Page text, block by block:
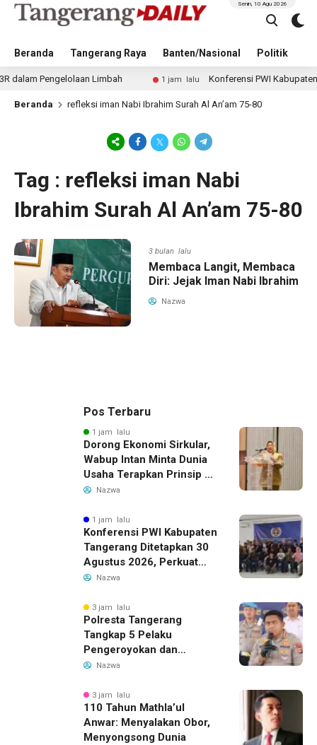
Beranda Tangerang Raya Banten/Nasional Politik
Senin, 10 Agu 2026
Pengelolaan Limbah 1 jam lalu Konferensi PWI Kabupaten
Beranda refleksi iman Nabi Ibrahim Surah Al An’am 75-80
Tag : refleksi iman Nabi
Ibrahim Surah Al An’am 75-80
3 bulan lalu
Membaca Langit, Membaca
Diri: Jejak Iman Nabi Ibrahim
Nazwa
Pos Terbaru
1 jam lalu
Dorong Ekonomi Sirkular,
Wabup Intan Minta Dunia
Usaha Terapkan Prinsip 3R
dalam Pengelolaan Limbah
Nazwa
1 jam lalu
Konferensi PWI Kabupaten
Tangerang Ditetapkan 30
Agustus 2026, Perkuat
Demokrasi dan Soliditas
Nazwa
3 jam lalu
Polresta Tangerang
Tangkap 5 Pelaku
Pengeroyokan dan
Kekerasan Seksual di
Nazwa
3 jam lalu
110 Tahun Mathla’ul
Anwar: Menyalakan Obor,
Menyongsong Dunia